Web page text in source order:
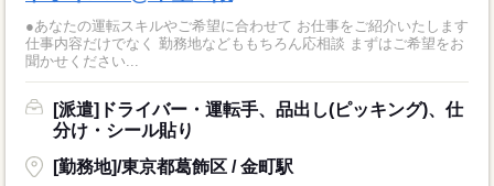
●あなたの運転スキルやご希望に合わせて お仕事をご紹介いたします
仕事内容だけでなく 勤務地などももちろん応相談 まずはご希望をお
聞かせください...
[派遣]ドライバー・運転手、品出し(ピッキング)、仕
分け・シール貼り
[勤務地]/東京都葛飾区 / 金町駅